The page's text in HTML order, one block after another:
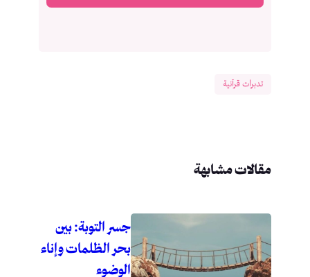
تدبرات قرآنية
مقالات مشابهة
جسر التوبة: بين
بحر الظلمات وإناء
الوضوء